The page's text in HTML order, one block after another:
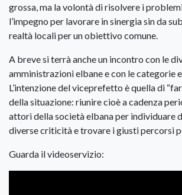
grossa, ma la volontà di risolvere i problemi
l’impegno per lavorare in sinergia sin da
realtà locali per un obiettivo comune.
A breve si terrà anche un incontro con le
amministrazioni elbane e con le categorie
L’intenzione del viceprefetto è quella di
della situazione: riunire cioè a cadenza
attori della società elbana per individuare
diverse criticità e trovare i giusti percorsi
Guarda il videoservizio: